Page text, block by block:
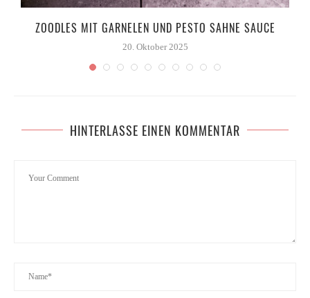
ZOODLES MIT GARNELEN UND PESTO SAHNE SAUCE
20. Oktober 2025
HINTERLASSE EINEN KOMMENTAR